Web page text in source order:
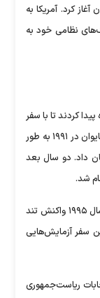
کرد. آمریکا به
نظامی خود به
اولین بار اجازه پیدا کردند تا با سفر
به چین اعضای خانواده خود را ملاقات کنند. دولت تایوان در ۱۹۹۱ به طور
داد. دو سال بعد
شد.
با این حال سفر رئیس‌جمهوری تایوان به آمریکا در سال ۱۹۹۵ واکنش تند
سفر آزمایش‌هایی
ریاست‌جمهوری